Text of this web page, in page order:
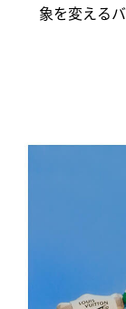
象を変える